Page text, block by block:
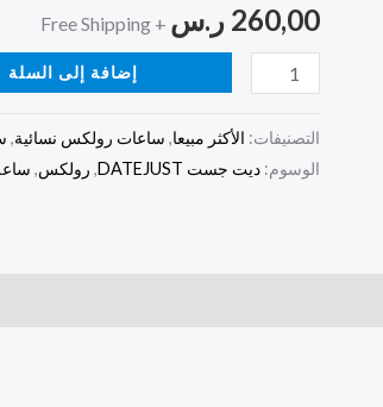
260,00 ر.س + Free Shipping
إضافة إلى السلة
التصنيفات: الأكثر مبيعا, ساعات رولكس نسائية,
الوسوم:ديت جست DATEJUST , رولكس,